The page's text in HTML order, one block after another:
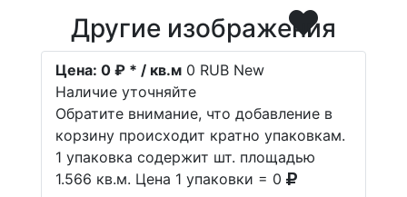
Другие изображения
Цена: 0 ₽ * / кв.м 0 RUB New
Наличие уточняйте
Обратите внимание, что добавление в
корзину происходит кратно упаковкам.
1 упаковка содержит шт. площадью
1.566 кв.м. Цена 1 упаковки = 0